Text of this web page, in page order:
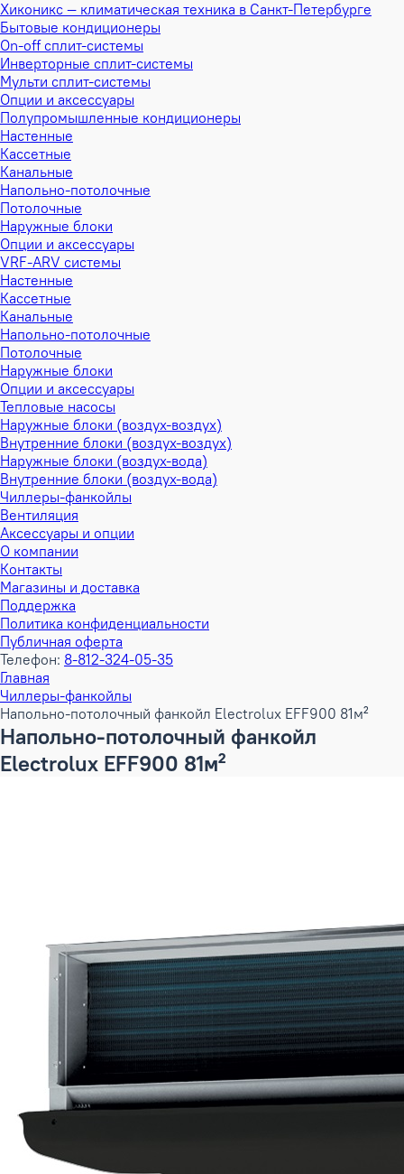
Хиконикс — климатическая техника в Санкт-Петербурге
Бытовые кондиционеры
On-off сплит-системы
Инверторные сплит-системы
Мульти сплит-системы
Опции и аксессуары
Полупромышленные кондиционеры
Настенные
Кассетные
Канальные
Напольно-потолочные
Потолочные
Наружные блоки
Опции и аксессуары
VRF-ARV системы
Настенные
Кассетные
Канальные
Напольно-потолочные
Потолочные
Наружные блоки
Опции и аксессуары
Тепловые насосы
Наружные блоки (воздух-воздух)
Внутренние блоки (воздух-воздух)
Наружные блоки (воздух-вода)
Внутренние блоки (воздух-вода)
Чиллеры-фанкойлы
Вентиляция
Аксессуары и опции
О компании
Контакты
Магазины и доставка
Поддержка
Политика конфиденциальности
Публичная оферта
Телефон: 8-812-324-05-35
Главная
Чиллеры-фанкойлы
Напольно-потолочный фанкойл Electrolux EFF900 81м²
Напольно-потолочный фанкойл
Electrolux EFF900 81м²